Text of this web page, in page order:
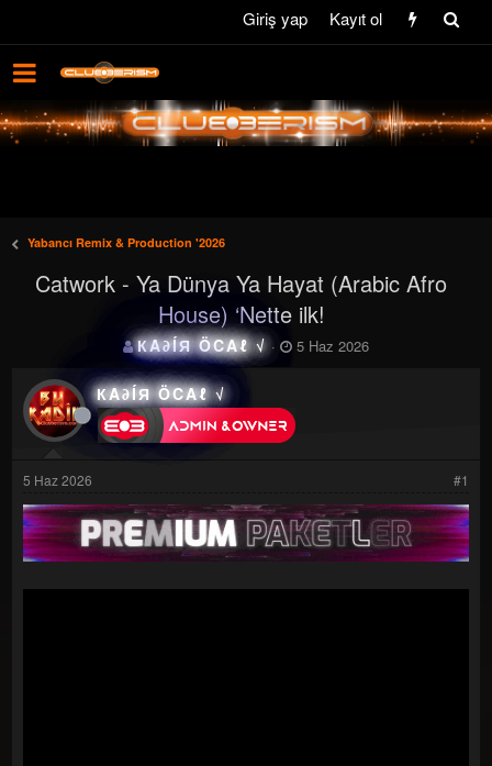
Giriş yap Kayıt ol
Yabancı Remix & Production '2026
Catwork - Ya Dünya Ya Hayat (Arabic Afro
House) ‘Nette ilk!
K
o
n
b
u
y
a
ş
l
a
КΑ∂ÍЯ ÖCΑℓ √
B
t
a
r
5 Haz 2026
КΑ∂ÍЯ ÖCΑℓ √
5 Haz 2026 #1